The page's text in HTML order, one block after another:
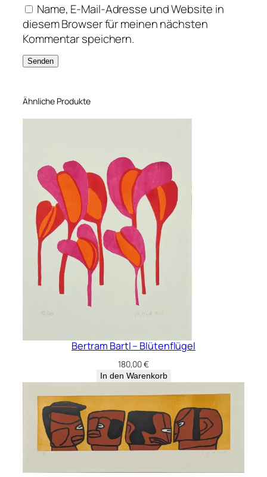
R
#
5
M
e
g
Name, E-Mail-Adresse und Website in
diesem Browser für meinen nächsten
Kommentar speichern.
Ähnliche Produkte
Bertram Bartl – Blütenflügel
180,00€
In den Warenkorb